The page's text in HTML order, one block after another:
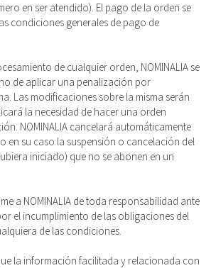
en ser atendido). El pago de la orden se
condiciones generales de pago de
de cualquier orden, NOMINALIA se
de aplicar una penalización por
Las modificaciones sobre la misma serán
la necesidad de hacer una orden
NOMINALIA cancelará automáticamente
en su caso la suspensión o cancelación del
iniciado) que no se abonen en un
a NOMINALIA de toda responsabilidad ante
el incumplimiento de las obligaciones del
de las condiciones.
la información facilitada y relacionada con